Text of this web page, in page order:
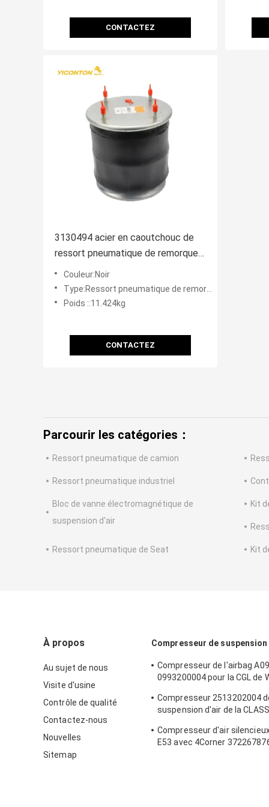
CONTACTEZ
3130494 acier en caoutchouc de
ressort pneumatique de remorque
de Firestone W01-358-9177
Couleur:Noir
Type:Ressort pneumatique de remorque
Poids ::11.424kg
CONTACTEZ
Parcourir les catégories：
Ressort pneumatique de camion
Ressort pneumatique industriel
Bloc de vanne électromagnétique de
suspension d'air
Kit
Ressort pneumatique de Seat Kit
À propos
Au sujet de nous
Visite d'usine
Contrôle de qualité
Contactez-nous
Nouvelles
Sitemap
Compresseur de
Compresseur de l'airbag
0993200004 pour la CGL de
Compresseur 2513202004
suspension d'air de la
Compresseur d'air
E53 avec 4Corner